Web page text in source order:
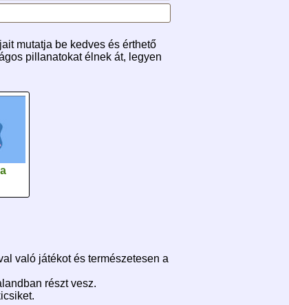
mutatja be kedves és érthető
pillanatokat élnek át, legyen
való játékot és természetesen a
részt vesz.